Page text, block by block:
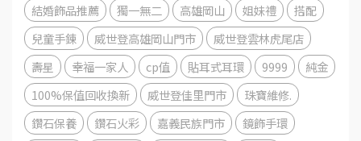
結婚飾品推薦
獨一無二 高雄岡山 姐妹禮
搭配
兒童手鍊
威世登高雄岡山門市
威世登雲林虎尾店
壽星
幸福一家人 cp值 貼耳式耳環 9999
純金
100%保值回收換新
威世登佳里門市
珠寶維修.
鑽石保養
鑽石火彩 嘉義民族門市
鏡飾手環